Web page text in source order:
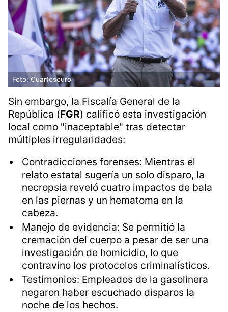
Foto: Cuartoscuro
Sin embargo, la Fiscalía General de la
República (FGR) calificó esta investigación
local como "inaceptable" tras detectar
múltiples irregularidades:
Contradicciones forenses: Mientras el
relato estatal sugería un solo disparo, la
necropsia reveló cuatro impactos de bala
en las piernas y un hematoma en la
cabeza.
Manejo de evidencia: Se permitió la
cremación del cuerpo a pesar de ser una
investigación de homicidio, lo que
contravino los protocolos criminalísticos.
Testimonios: Empleados de la gasolinera
negaron haber escuchado disparos la
noche de los hechos.